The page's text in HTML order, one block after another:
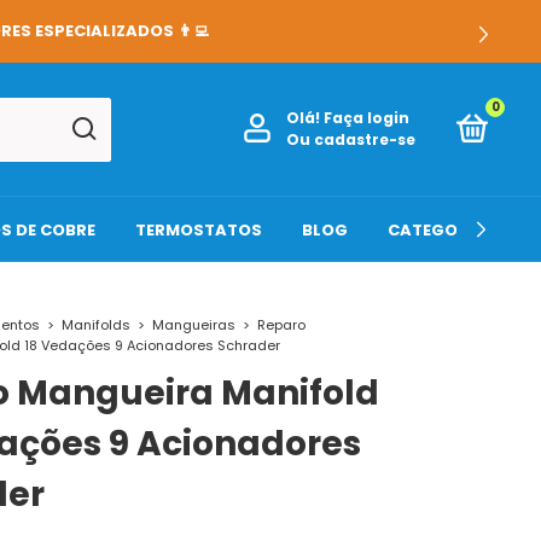
O DESCONTO NO PIX: DE 6% PARA 8%, NÃO PERCA! É POR
Olá! Faça login
Ou cadastre-se
0
DE COBRE TERMOSTATOS BLOG CATEGORIAS
> Manifolds > Mangueiras > Reparo
18 Vedações 9 Acionadores Schrader
Mangueira Manifold
9 Acionadores